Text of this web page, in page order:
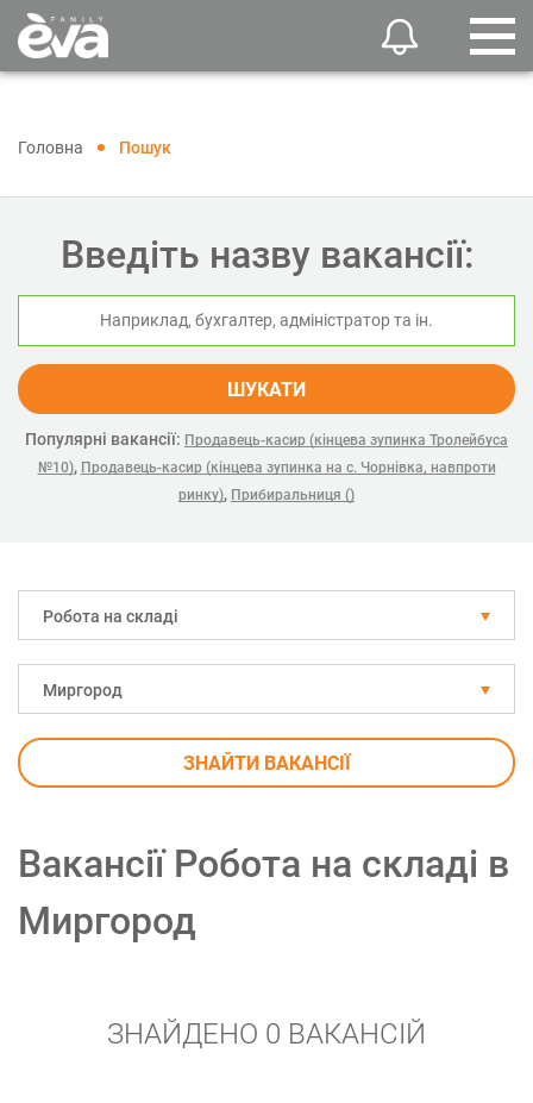
Головна Пошук
Введіть назву вакансії:
ШУКАТИ
Популярні вакансії: Продавець-касир (кінцева зупинка Тролейбуса
№10), Продавець-касир (кінцева зупинка на с. Чорнівка, навпроти
ринку), Прибиральниця ()
Робота на складі
Миргород
ЗНАЙТИ ВАКАНСІЇ
Вакансії Робота на складі в
Миргород
ЗНАЙДЕНО 0 ВАКАНСІЙ